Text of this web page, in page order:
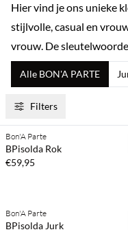
Hier vind je ons unieke
stijlvolle, casual en
vrouw. De
Alle BON'A PARTE
Filters
NEWS
Koop min. 2 & bespaar 20%
Bon'A Parte
BPisolda Rok
€59,95
NEWS
Bon'A Parte
BPisolda Jurk